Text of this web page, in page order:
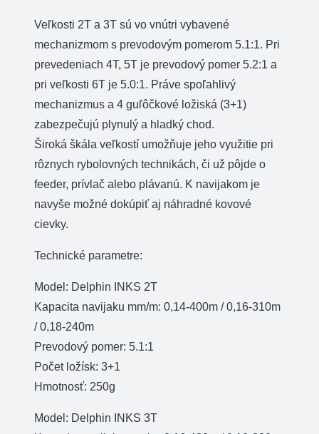
Veľkosti 2T a 3T sú vo vnútri vybavené
mechanizmom s prevodovým pomerom 5.1:1. Pri
prevedeniach 4T, 5T je prevodový pomer 5.2:1 a
pri veľkosti 6T je 5.0:1. Práve spoľahlivý
mechanizmus a 4 guľôčkové ložiská (3+1)
zabezpečujú plynulý a hladký chod.
Široká škála veľkostí umožňuje jeho využitie pri
rôznych rybolovných technikách, či už pôjde o
feeder, prívlač alebo plávanú. K navijakom je
navyše možné dokúpiť aj náhradné kovové
cievky.
Technické parametre:
Model: Delphin INKS 2T
Kapacita navijaku mm/m: 0,14-400m / 0,16-310m
/ 0,18-240m
Prevodový pomer: 5.1:1
Počet ložísk: 3+1
Hmotnosť: 250g
Model: Delphin INKS 3T